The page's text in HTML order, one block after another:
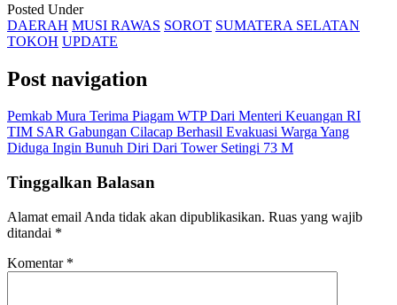
Posted Under
DAERAH MUSI RAWAS SOROT SUMATERA SELATAN
TOKOH UPDATE
Post navigation
Pemkab Mura Terima Piagam WTP Dari Menteri Keuangan RI
TIM SAR Gabungan Cilacap Berhasil Evakuasi Warga Yang
Diduga Ingin Bunuh Diri Dari Tower Setingi 73 M
Tinggalkan Balasan
Alamat email Anda tidak akan dipublikasikan. Ruas yang wajib
ditandai *
Komentar *